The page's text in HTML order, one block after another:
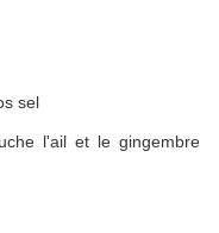
l'ail et le gingembre